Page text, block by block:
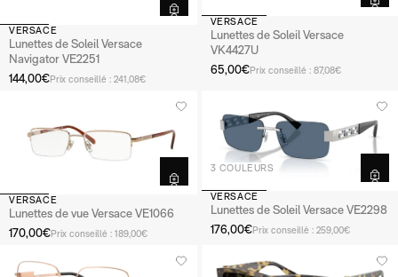
VERSACE
Lunettes de Soleil Versace
Navigator VE2251
144,00€Prix conseillé : 241,08€
VERSACE
Lunettes de Soleil Versace
VK4427U
65,00€Prix conseillé : 87,08€
VERSACE
Lunettes de vue Versace VE1066
170,00€Prix conseillé : 189,00€
3 COULEURS
VERSACE
Lunettes de Soleil Versace VE2298
176,00€Prix conseillé : 259,00€